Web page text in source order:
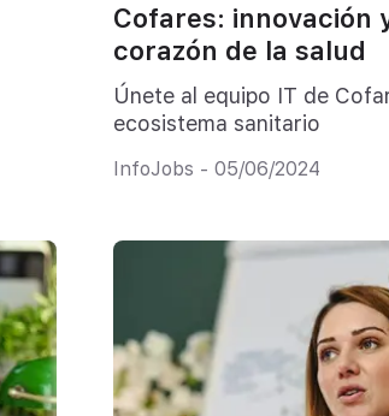
Cofares: innovación
corazón de la salud
Únete al equipo IT de
ecosistema sanitario
InfoJobs - 05/06/2024